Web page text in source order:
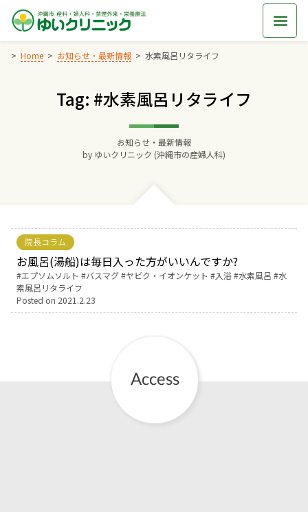
Skip
content
Home お知らせ・最新情報 水素風呂リタライフ
Tag: #水素風呂リタライフ
お知らせ・最新情報
by ゆいクリニック (沖縄市の産婦人科)
院長コラム
お風呂(湯船)は毎日入った方がいいんですか?
Tags:
エプソムソルト バスマグ ヤビク・イオンケット 入浴 水素風呂
水
素風呂リタライフ
Posted on 2021.2.23
Home
交通アクセス
診療料金
親と子の結びつき支援
母乳育児